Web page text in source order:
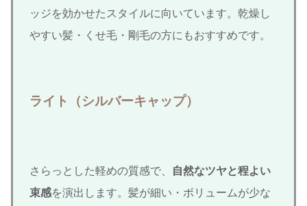
ッジを効かせたスタイルに向いています。乾燥し
やすい髪・くせ毛・剛毛の方にもおすすめです。
ライト（シルバーキャップ）
さらっとした軽めの質感で、
自然なツヤと程よい
束感を演出します。髪が細い・ボリュームが少な